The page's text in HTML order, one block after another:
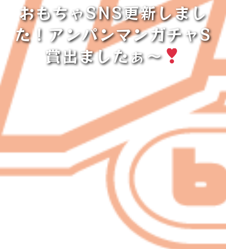
おもちゃSNS更新しまし
た！アンパンマンガチャS
賞出ましたぁ〜